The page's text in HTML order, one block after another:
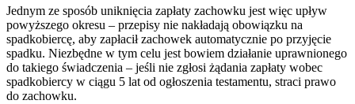
Jednym ze sposób uniknięcia zapłaty zachowku jest więc upływ
powyższego okresu – przepisy nie nakładają obowiązku na
spadkobiercę, aby zapłacił zachowek automatycznie po przyjęcie
spadku. Niezbędne w tym celu jest bowiem działanie uprawnionego
do takiego świadczenia – jeśli nie zgłosi żądania zapłaty wobec
spadkobiercy w ciągu 5 lat od ogłoszenia testamentu, straci prawo
do zachowku.